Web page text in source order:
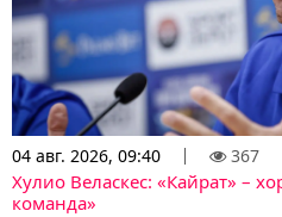
04 авг. 2026, 09:40 367
Хулио Веласкес: «Кайрат» –
команда»